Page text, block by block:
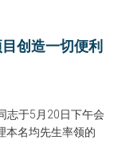
创造一切便利
志于5月20日下午会
本名均先生率领的